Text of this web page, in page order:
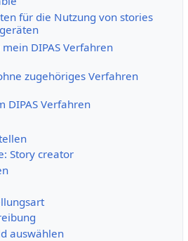
für die Nutzung von stories
DIPAS Verfahren
zugehöriges Verfahren
DIPAS Verfahren
Story creator
auswählen